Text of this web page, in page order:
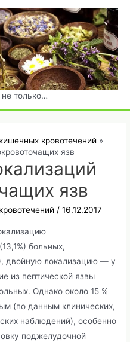
только…
кровотечений
язв
язв
/16.12.2017
больных,
двойную локализацию — у
из пептической язвы
Однако около 15 %
(по данным клинических,
наблюдений), особенно
поджелудочной